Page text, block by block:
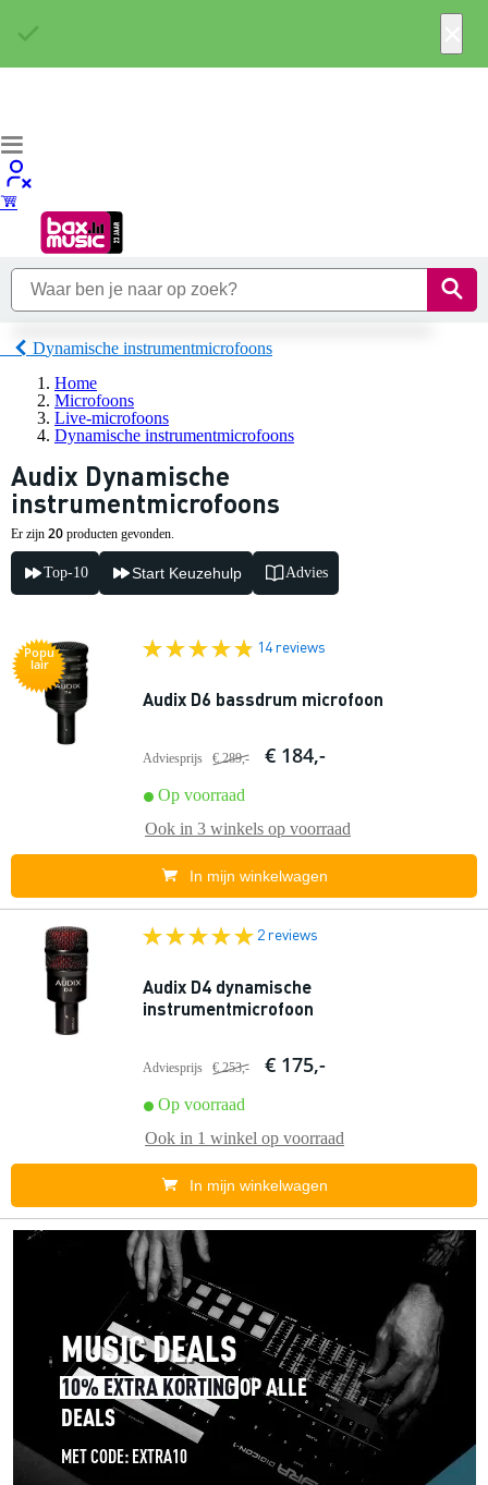
Dynamische instrumentmicrofoons
Home
Microfoons
Live-microfoons
Dynamische instrumentmicrofoons
Audix Dynamische
instrumentmicrofoons
Er zijn 20 producten gevonden.
Top-10 Start Keuzehulp Advies
Popu
lair
14 reviews
Audix D6 bassdrum microfoon
Adviesprijs € 289,- € 184,-
Op voorraad
Ook in 3 winkels op voorraad
In mijn winkelwagen
2 reviews
Audix D4 dynamische
instrumentmicrofoon
Adviesprijs € 253,- € 175,-
Op voorraad
Ook in 1 winkel op voorraad
In mijn winkelwagen